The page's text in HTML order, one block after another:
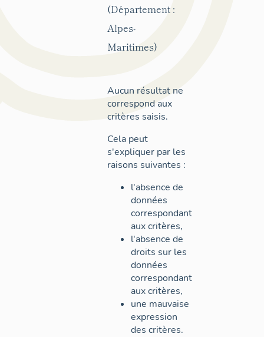
(Département :
Alpes-
Maritimes)
Aucun résultat ne
correspond aux
critères saisis.
Cela peut
s'expliquer par les
raisons suivantes :
l'absence de
données
correspondant
aux critères,
l'absence de
droits sur les
données
correspondant
aux critères,
une mauvaise
expression
des critères.